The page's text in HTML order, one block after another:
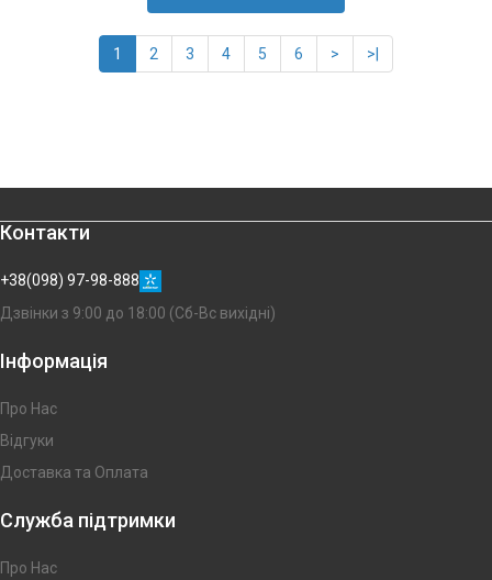
1 2 3 4 5 6 > >|
Контакти
+38(098) 97-98-888
Дзвінки з 9:00 до 18:00 (Сб-Вс вихідні)
Інформація
Про Нас
Відгуки
Доставка та Оплата
Служба підтримки
Про Нас